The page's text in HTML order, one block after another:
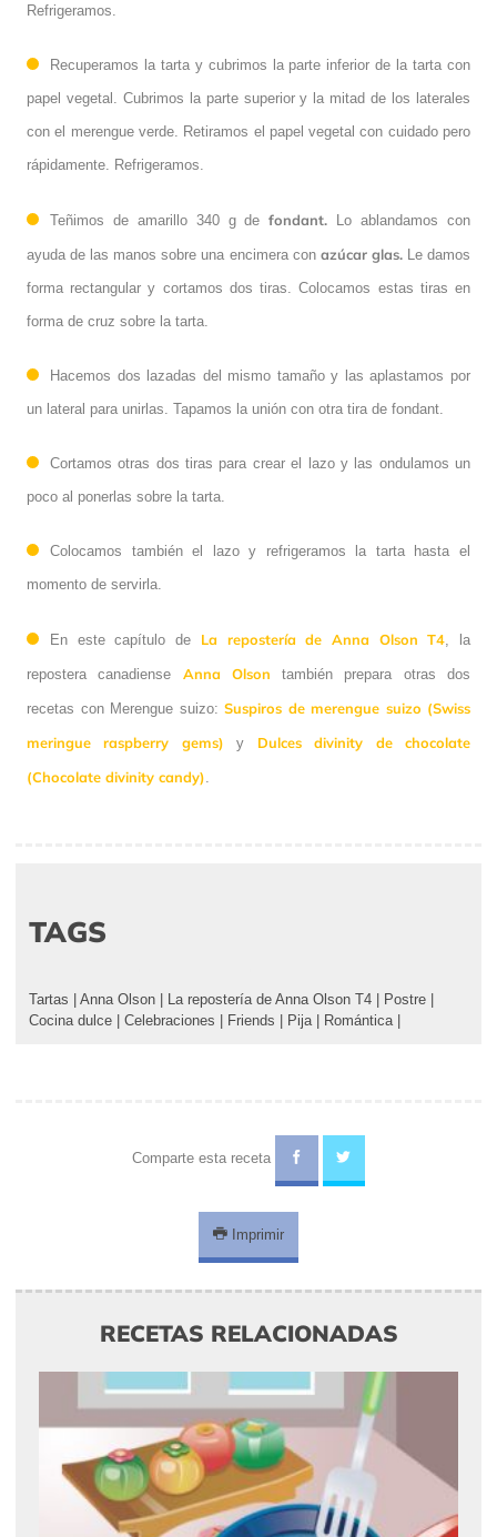
Refrigeramos.
Recuperamos la tarta y cubrimos la parte inferior de la tarta con
papel vegetal. Cubrimos la parte superior y la mitad de los laterales
con el merengue verde. Retiramos el papel vegetal con cuidado pero
rápidamente. Refrigeramos.
Teñimos de amarillo 340 g defondant. Lo ablandamos con
ayuda de las manos sobre una encimera con azúcar glas.Le damos
forma rectangular y cortamos dos tiras. Colocamos estas tiras en
forma de cruz sobre la tarta.
Hacemos dos lazadas del mismo tamaño y las aplastamos por
un lateral para unirlas. Tapamos la unión con otra tira de fondant.
Cortamos otras dos tiras para crear el lazo y las ondulamos un
poco al ponerlas sobre la tarta.
Colocamos también el lazo y refrigeramos la tarta hasta el
momento de servirla.
En este capítulo de La repostería de Anna Olson T4 , la
repostera canadiense Anna Olson también prepara otras dos
recetas con Merengue suizo: Suspiros de merengue suizo (Swiss
meringue raspberry gems) y Dulces divinity de chocolate
(Chocolate divinity candy)
TAGS
Tartas Anna Olson La repostería de Anna Olson T4 Postre
Cocina dulce
Celebraciones Friends Pija Romántica
Comparte esta receta
Imprimir
RECETAS RELACIONADAS